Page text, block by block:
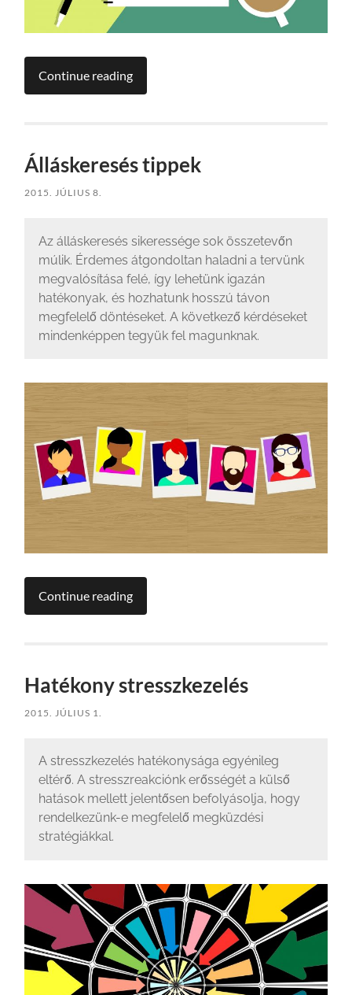
Continue reading
Álláskeresés tippek
2015. JÚLIUS 8.
Az álláskeresés sikeressége sok összetevőn
múlik. Érdemes átgondoltan haladni a tervünk
megvalósítása felé, így lehetünk igazán
hatékonyak, és hozhatunk hosszú távon
megfelelő döntéseket. A következő kérdéseket
mindenképpen tegyük fel magunknak.
Continue reading
Hatékony stresszkezelés
2015. JÚLIUS 1.
A stresszkezelés hatékonysága egyénileg
eltérő. A stresszreakciónk erősségét a külső
hatások mellett jelentősen befolyásolja, hogy
rendelkezünk-e megfelelő megküzdési
stratégiákkal.